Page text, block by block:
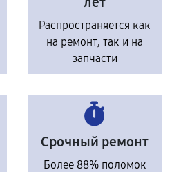
Распространяется как
на ремонт, так и на
запчасти
Срочный ремонт
Более 88% поломок